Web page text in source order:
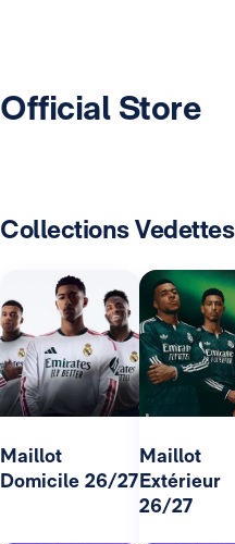
Official Store
Collections Vedettes
Maillot
Domicile 26/27
Maillot
Extérieur
26/27